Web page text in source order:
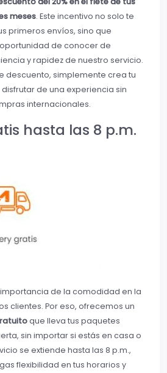
meses. Este incentivo no solo te
primeros envíos, sino que
de conocer de
y rapidez de nuestro servicio.
descuento, simplemente crea tu
de una experiencia sin
internacionales.
hasta las 8 p.m.
de la comodidad en la
clientes. Por eso, ofrecemos un
que lleva tus paquetes
sin importar si estás en casa o
se extiende hasta las 8 p.m.,
flexibilidad en tus horarios y